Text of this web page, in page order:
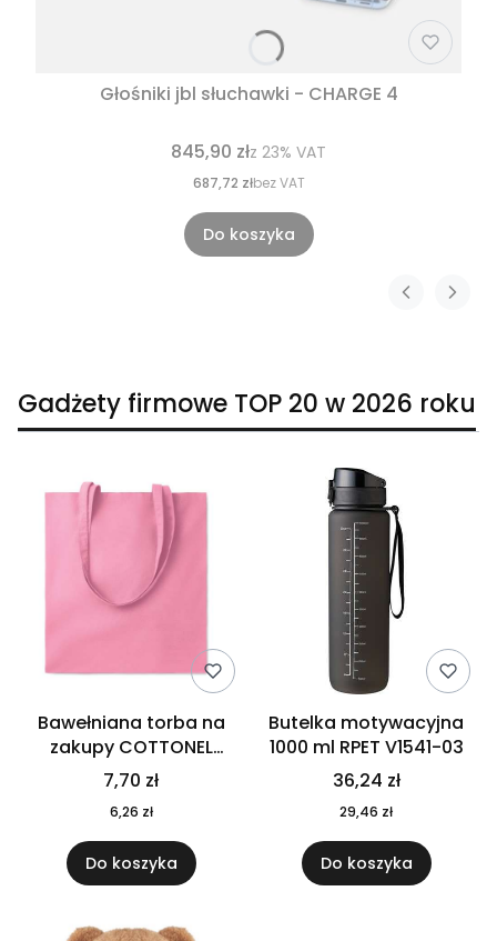
Głośniki jbl słuchawki - CHARGE 4
845,90 złz 23% VAT
687,72 złbez VAT
Do koszyka
Gadżety firmowe TOP 20 w 2026 roku
Bawełniana torba na
zakupy COTTONEL
COLOUR++ MO9846-11
7,70 zł
6,26 zł
Do koszyka
Butelka motywacyjna
1000 ml RPET V1541-03
36,24 zł
29,46 zł
Do koszyka